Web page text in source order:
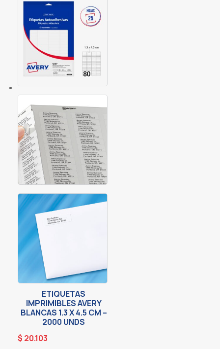
ETIQUETAS
IMPRIMIBLES AVERY
BLANCAS 1.3 X 4.5 CM –
2000 UNDS
$ 20.103